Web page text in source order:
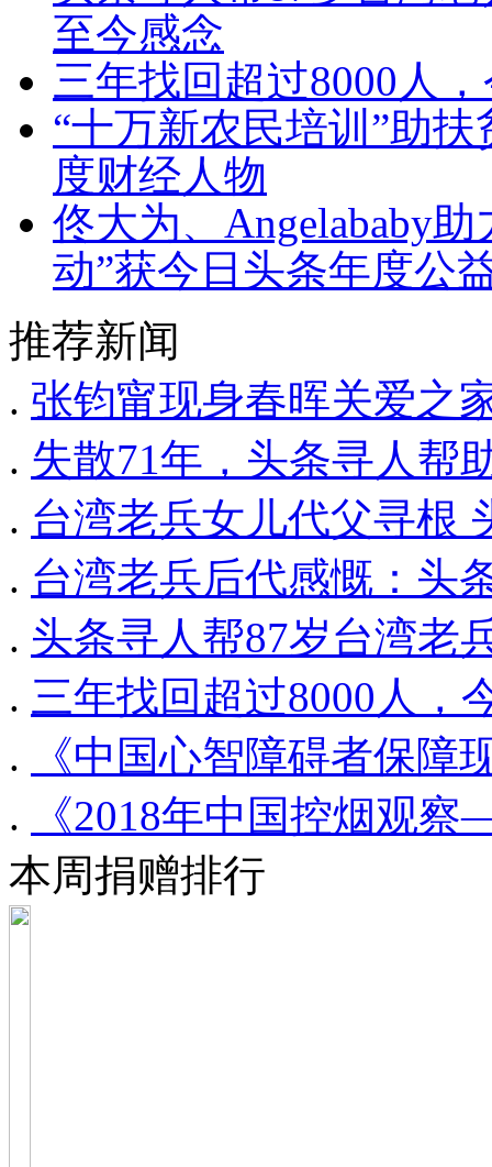
至今感念
三年找回超过8000人
“十万新农民培训”助
度财经人物
佟大为、Angelababy
动”获今日头条年度公
推荐新闻
. 张钧甯现身春晖关爱之
. 失散71年，头条寻人帮
. 台湾老兵女儿代父寻根
. 台湾老兵后代感慨：头
. 头条寻人帮87岁台湾老
. 三年找回超过8000人，
.
《中国心智障碍者保障
.
《2018年中国控烟观
本周捐赠排行